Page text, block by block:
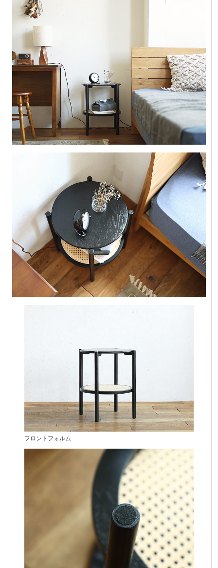
フロントフォルム